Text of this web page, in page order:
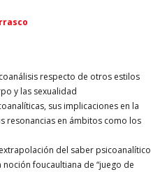
respecto de otros estilos
y las sexualidad
sus implicaciones en la
resonancias en ámbitos como los
del saber psicoanalítico
foucaultiana de “juego de